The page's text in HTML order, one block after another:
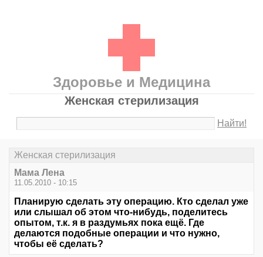
Здоровье и Медицина
Женская стерилизация
Найти!
Женская стерилизация
Мама Лена
11.05.2010 - 10:15
Планирую сделать эту операцию. Кто сделал уже
или слышал об этом что-нибудь, поделитесь
опытом, т.к. я в раздумьях пока ещё. Где
делаются подобные операции и что нужно,
чтобы её сделать?